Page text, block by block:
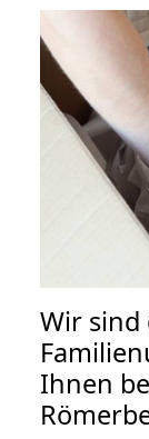
Wir sind
Ihnen